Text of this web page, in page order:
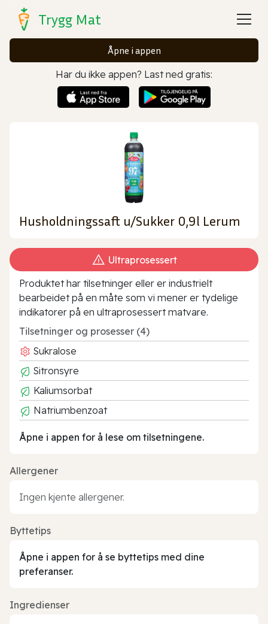
Trygg Mat
Åpne i appen
Har du ikke appen? Last ned gratis:
Husholdningssaft u/Sukker 0,9l Lerum
Ultraprosessert
Produktet har tilsetninger eller er industrielt
bearbeidet på en måte som vi mener er tydelige
indikatorer på en ultraprosessert matvare.
Tilsetninger og prosesser (4)
Sukralose
Sitronsyre
Kaliumsorbat
Natriumbenzoat
Åpne i appen for å lese om tilsetningene.
Allergener
Ingen kjente allergener.
Byttetips
Åpne i appen for å se byttetips med dine
preferanser.
Ingredienser